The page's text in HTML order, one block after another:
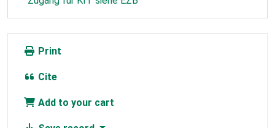
Print
Cite
Add to your cart